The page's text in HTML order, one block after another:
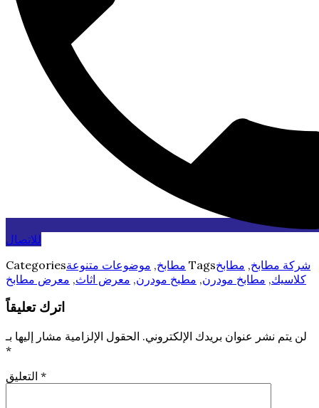
للاتصال
Categories
مطابخ, موضوعات متنوعة Tags شركة مطابخ, مطابخ
كلاسيك, مطابخ مودرن, مطبخ مودرن, معرض اثاث, معرض مطابخ
اترك تعليقاً
لن يتم نشر عنوان بريدك الإلكتروني. الحقول الإلزامية مشار إليها بـ
*
*